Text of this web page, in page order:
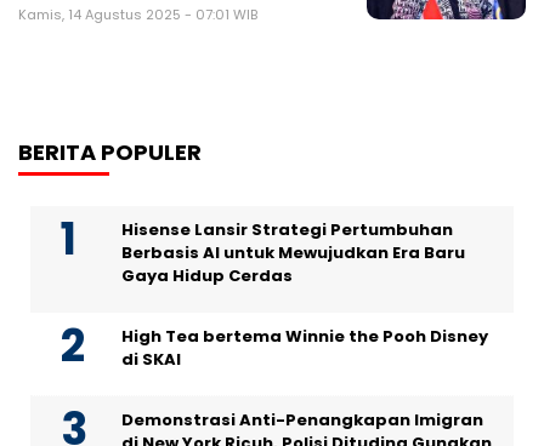
Kamis, 14 Agustus 2025 - 07:01 WIB
BERITA POPULER
Hisense Lansir Strategi Pertumbuhan
Berbasis AI untuk Mewujudkan Era Baru
Gaya Hidup Cerdas
High Tea bertema Winnie the Pooh Disney
di SKAI
Demonstrasi Anti-Penangkapan Imigran